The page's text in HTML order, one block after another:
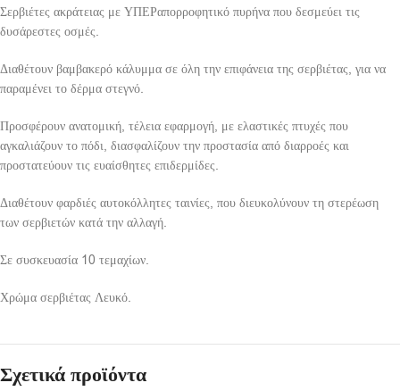
Σερβιέτες ακράτειας με ΥΠΕΡαπορροφητικό πυρήνα που δεσμεύει τις
δυσάρεστες οσμές.
Διαθέτουν βαμβακερό κάλυμμα σε όλη την επιφάνεια της σερβιέτας, για να
παραμένει το δέρμα στεγνό.
Προσφέρουν ανατομική, τέλεια εφαρμογή, με ελαστικές πτυχές που
αγκαλιάζουν το πόδι, διασφαλίζουν την προστασία από διαρροές και
προστατεύουν τις ευαίσθητες επιδερμίδες.
Διαθέτουν φαρδιές αυτοκόλλητες ταινίες, που διευκολύνουν τη στερέωση
των σερβιετών κατά την αλλαγή.
Σε συσκευασία 10 τεμαχίων.
Χρώμα σερβιέτας Λευκό.
Σχετικά προϊόντα